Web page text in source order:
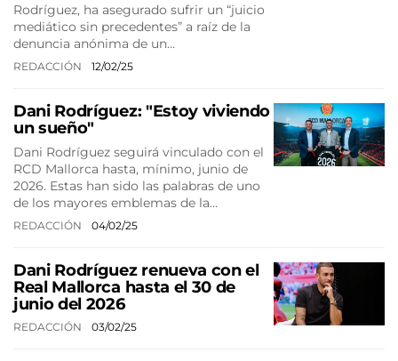
Rodríguez, ha asegurado sufrir un “juicio
mediático sin precedentes” a raíz de la
denuncia anónima de un…
REDACCIÓN 12/02/25
Dani Rodríguez: "Estoy viviendo
un sueño"
Dani Rodríguez seguirá vinculado con el
RCD Mallorca hasta, mínimo, junio de
2026. Estas han sido las palabras de uno
de los mayores emblemas de la…
REDACCIÓN 04/02/25
Dani Rodríguez renueva con el
Real Mallorca hasta el 30 de
junio del 2026
REDACCIÓN 03/02/25